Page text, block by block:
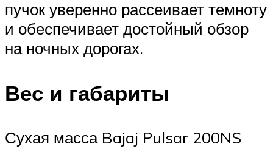
пучок уверенно рассеивает темноту
и обеспечивает достойный обзор
на ночных дорогах.
Вес и габариты
Сухая масса Bajaj Pulsar 200NS